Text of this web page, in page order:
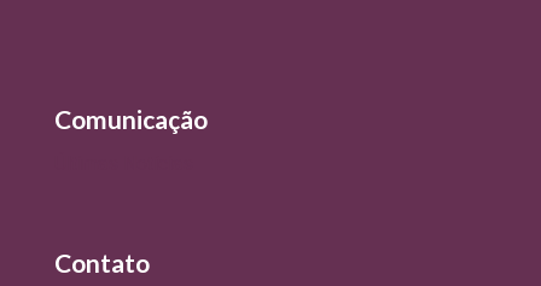
Comunicação
Contato